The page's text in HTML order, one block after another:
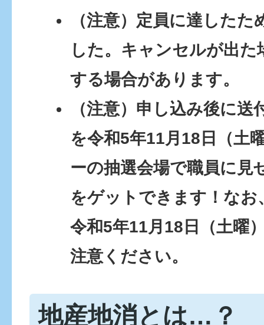
（注意）定員に達した
した。キャンセルが出た
する場合があります。
（注意）申し込み後に
を令和5年11月18日（土
ーの抽選会場で職員に見
をゲットできます！な
令和5年11月18日（土曜
注意ください。
地産地消とは…？